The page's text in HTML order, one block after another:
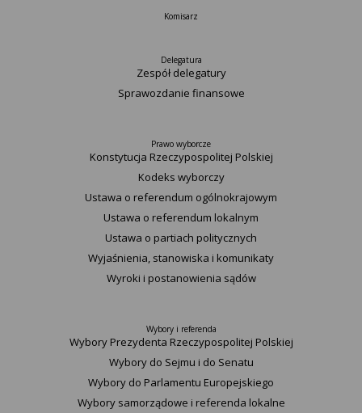
Komisarz
Delegatura
Zespół delegatury
Sprawozdanie finansowe
Prawo wyborcze
Konstytucja Rzeczypospolitej Polskiej​
Kodeks wyborczy
Ustawa o referendum ogólnokrajowym
Ustawa o referendum lokalnym
Ustawa o partiach politycznych
Wyjaśnienia, stanowiska i komunikaty
Wyroki i postanowienia sądów
Wybory i referenda
Wybory Prezydenta Rzeczypospolitej Polskiej
Wybory do Sejmu i do Senatu
Wybory do Parlamentu Europejskiego
Wybory samorządowe i referenda lokalne